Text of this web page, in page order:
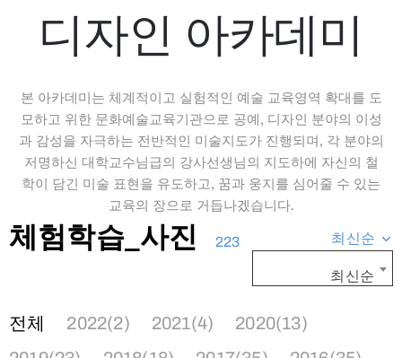
디자인 아카데미
본 아카데미는 체계적이고 실험적인 예술 교육영역 확대를 도
모하고 위한 문화예술교육기관으로 공예, 디자인 분야의 이성
과 감성을 자극하는 전반적인 미술지도가 진행되며, 각 분야의
저명하신 대학교수님급의 강사선생님의 지도하에 자신의 철
학이 담긴 미술 표현을 유도하고, 꿈과 웅지를 심어줄 수 있는
교육의 장으로 거듭나겠습니다.
체험학습_사진 223 최신순
최신순
전체 2022(2) 2021(4)
2020(13)